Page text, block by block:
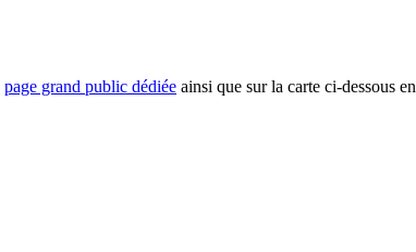
page grand public dédiée ainsi que sur la carte ci-dessous en